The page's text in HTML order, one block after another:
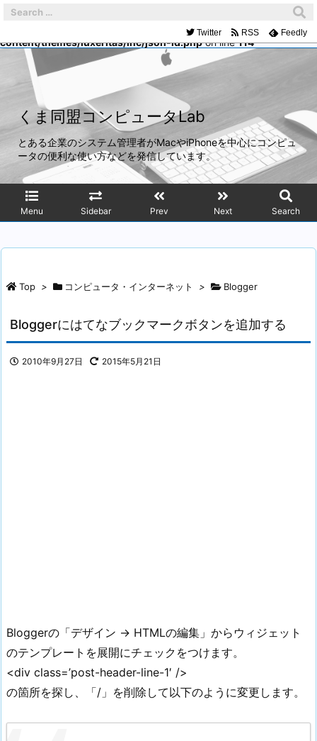
Warning: Trying to access array offset on false in
/home/mach/kumadoumei.net/public_html/wp-
content/themes/luxeritas/inc/json-ld.phpon line114
くま同盟コンピュータLab
とある企業のシステム管理者がMacやiPhoneを中心にコンピュ
ータの便利な使い方などを発信しています。
Menu Sidebar Prev Next Search
Twitter RSS Feedly
Top > コンピュータ・インターネット > Blogger
Bloggerにはてなブックマークボタンを追加する
2010年9月27日 2015年5月21日
Bloggerの「デザイン → HTMLの編集」からウィジェット
のテンプレートを展開にチェックをつけます。
<div class=’post-header-line-1′ />
の箇所を探し、「/」を削除して以下のように変更します。